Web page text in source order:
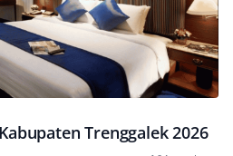
Trenggalek 2026